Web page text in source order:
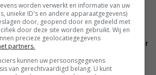
Nederland in Europese top
15:33
varkensstapel krimpt, pluimveesector
door schaalvergroting
15:20
worden verwerkt en informatie van uw
unieke ID's en andere apparaatgegevens)
door, geopend door en gedeeld met
door deze site worden gebruikt. Wij en
precieze geolocatiegegevens
partners.
kunnen uw persoonsgegevens
van gerechtvaardigd belang. U kunt